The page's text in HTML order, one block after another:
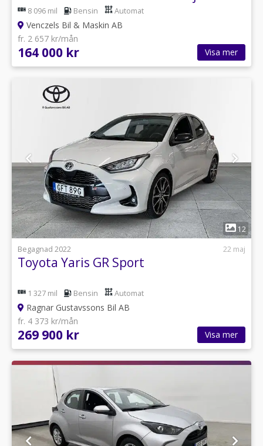
8 096 mil Bensin Automat
Venczels Bil & Maskin AB
fr. 2 657 kr/mån
164 000 kr Visa mer
1
12
Begagnad 2022
22 maj
Toyota Yaris GR Sport
1 327 mil Bensin Automat
Ragnar Gustavssons Bil AB
fr. 4 373 kr/mån
269 900 kr Visa mer